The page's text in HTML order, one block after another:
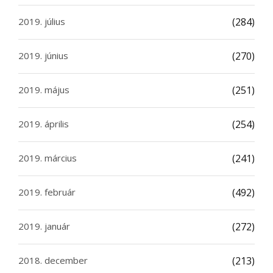
2019. július (284)
2019. június (270)
2019. május (251)
2019. április (254)
2019. március (241)
2019. február (492)
2019. január (272)
2018. december (213)